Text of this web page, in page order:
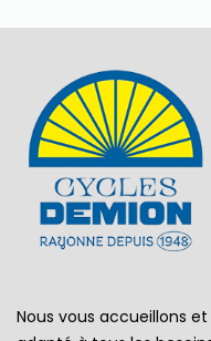
Nous vous accueillons